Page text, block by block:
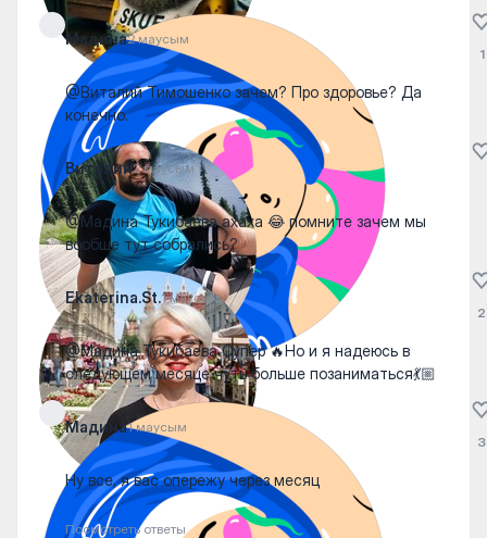
Мадина2 маусым
@Виталий Тимошенко зачем? Про здоровье? Да
конечно.
1
Виталий2 маусым
@Мадина Тукибаева ахаха 😂 помните зачем мы
вообще тут собрались?
Ekaterina.St.1 маусым
@Мадина Тукибаева Супер 🔥Но и я надеюсь в
следующем месяце чуть больше позаниматься💃🏼
2
Мадина1 маусым
Ну все, я вас опережу через месяц
Посмотреть ответы
3